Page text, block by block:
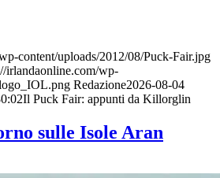
content/uploads/2012/08/Puck-Fair.jpg
irlandaonline.com/wp-
Redazione2026-08-04
Il Puck Fair: appunti da Killorglin
sulle Isole Aran